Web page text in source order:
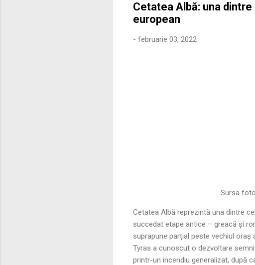
Cetatea Albă: una
european
- februarie 03, 2022
Sursa
Cetatea Albă reprezintă una dintre
succedat etape antice – greacă și
suprapune parțial peste vechiul oraș
Tyras a cunoscut o dezvoltare
printr-un incendiu generalizat, după